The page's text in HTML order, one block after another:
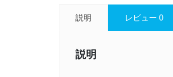
説明 レビュー 0
説明